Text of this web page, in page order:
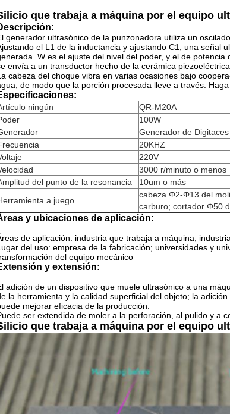
que trabaja a máquina por el equipo
generador ultrasónico de la punzonadora utiliza un
el L1 de la inductancia y ajustando C1, una señal
W es el ajuste del nivel del poder, y el de
envía a un transductor hecho de la cerámica
cabeza del choque vibra en varias ocasiones bajo
de modo que la porción procesada lleve a través.
ningún
QR-M20A
100W
Generador de Digitaces
20KHZ
220V
3000 r/minuto o menos
del punto de la resonancia
10um o más
a juego
cabeza Φ2-Φ13 del
carburo; cortador Φ50
y ubicaciones de aplicación:
de aplicación: industria que trabaja a máquina;
del uso: empresa de la fabricación; universidades y
del equipo mecánico
y extensión:
adición de un dispositivo que muele ultrasónico a una
la herramienta y la calidad superficial del objeto; la
mejorar eficacia de la producción.
ser extendida de moler a la perforación, al pulido y a
que trabaja a máquina por el equipo